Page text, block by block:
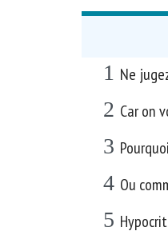
1 Ne
2 Car on
3
4 Ou
5